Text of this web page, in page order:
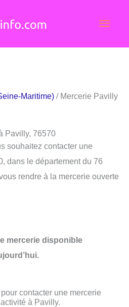
Maritime) / Mercerie Pavilly
Pavilly, 76570
souhaitez contacter une
dans le département du 76
rendre à la mercerie ouverte
mercerie disponible
contacter une mercerie
à Pavilly.